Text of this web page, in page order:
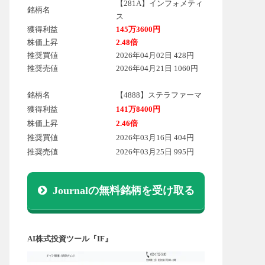
銘柄名
【281A】インフォメティ
ス
獲得利益
145万3600円
株価上昇
2.48倍
推奨買値
2026年04月02日 428円
推奨売値
2026年04月21日 1060円
銘柄名
【4888】ステラファーマ
獲得利益
141万8400円
株価上昇
2.46倍
推奨買値
2026年03月16日 404円
推奨売値
2026年03月25日 995円
Journalの無料銘柄を受け取る
AI株式投資ツール『IF』